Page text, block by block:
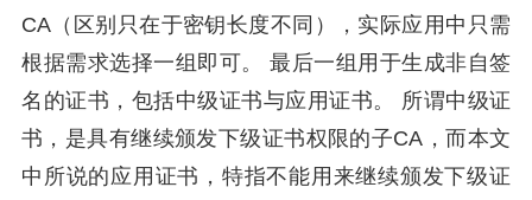
CA（区别只在于密钥长度不同），实际应用中只需
根据需求选择一组即可。 最后一组用于生成非自签
名的证书，包括中级证书与应用证书。 所谓中级证
书，是具有继续颁发下级证书权限的子CA，而本文
中所说的应用证书，特指不能用来继续颁发下级证